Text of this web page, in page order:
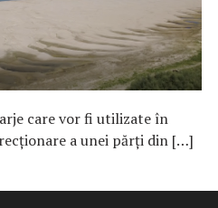
care vor fi utilizate în
a unei părţi din […]